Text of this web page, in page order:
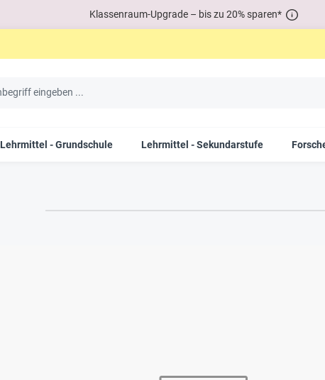
Klassenraum-Upgrade – bis zu 20% sparen*
Lehrmittel - Grundschule Lehrmittel - Sekundarstufe